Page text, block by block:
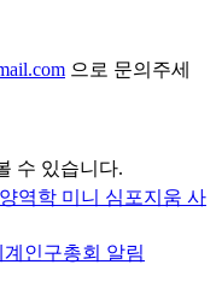
으로 문의주세
수 있습니다.
역학 미니 심포지움 사
계인구총회 알림